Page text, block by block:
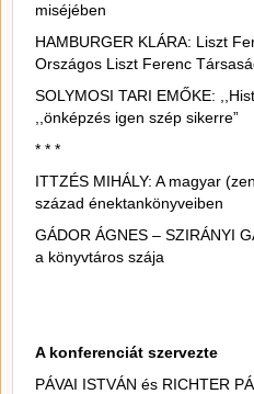
miséjében
HAMBURGER KLÁRA: Liszt
Országos Liszt Ferenc
SOLYMOSI TARI EMŐKE:
,,önképzés igen szép sikerre”
* * *
ITTZÉS MIHÁLY: A magyar
század énektankönyveiben
GÁDOR ÁGNES – SZIRÁNYI
a könyvtáros szája
A konferenciát szervezte
PÁVAI ISTVÁN és RICHTER